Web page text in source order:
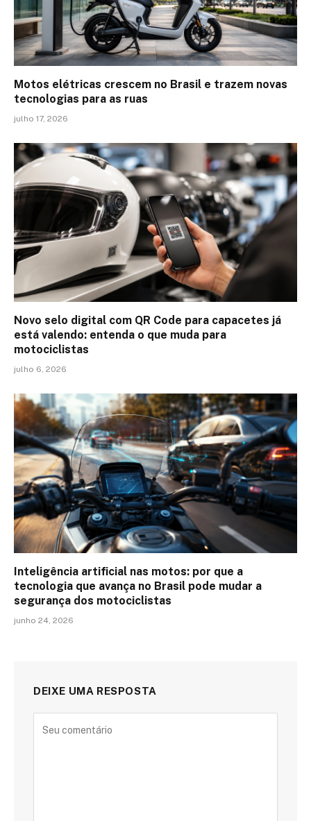
Motos elétricas crescem no Brasil e trazem novas
tecnologias para as ruas
julho 17, 2026
Novo selo digital com QR Code para capacetes já
está valendo: entenda o que muda para
motociclistas
julho 6, 2026
Inteligência artificial nas motos: por que a
tecnologia que avança no Brasil pode mudar a
segurança dos motociclistas
junho 24, 2026
DEIXE UMA RESPOSTA